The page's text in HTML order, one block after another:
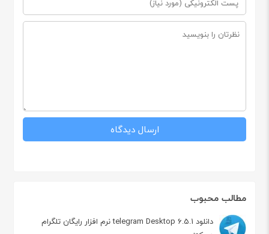
مطالب محبوب
دانلود telegram Desktop 6.5.1 نرم افزار رایگان تلگرام